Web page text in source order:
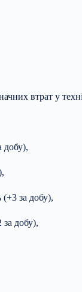
втрат у
добу),
за добу),
добу),